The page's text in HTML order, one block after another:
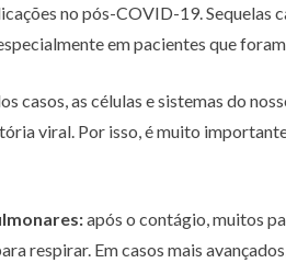
no pós-COVID-19. Sequelas
em pacientes que
casos, as células e sistemas do
viral. Por isso, é muito
após o contágio, muitos
respirar. Em casos mais